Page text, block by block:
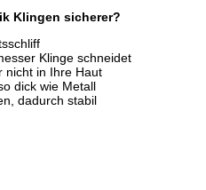
Klingen sicherer?
Klinge schneidet
nicht in Ihre Haut
dick wie Metall
dadurch stabil